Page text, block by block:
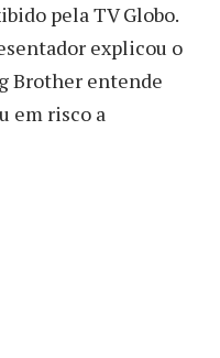
pela TV Globo.
explicou o
Brother entende
em risco a